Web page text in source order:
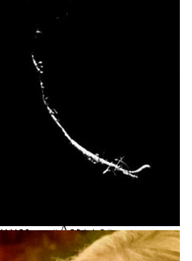
The York Times
Оливер Скотт
фильмов
— «Дылда»
и документальная